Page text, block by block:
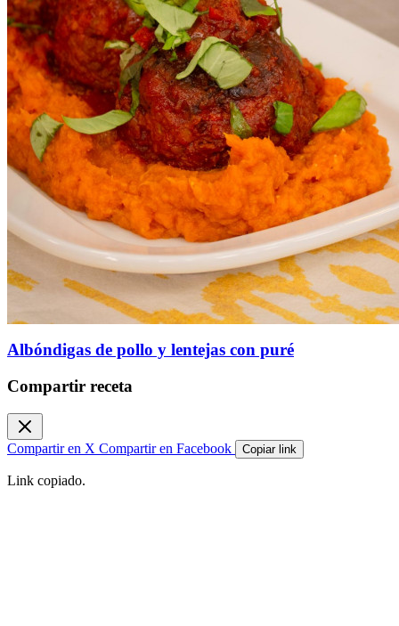
Albóndigas de pollo y lentejas con puré
Compartir receta
Compartir en X Compartir en Facebook Copiar link
Link copiado.